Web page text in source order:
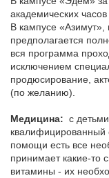
академических
В кампусе
предполагается
вся программа
исключением
продюсирование,
(по желанию).
Медицина: с
квалифицированный
помощи есть все
принимает какие-то
витамины - их